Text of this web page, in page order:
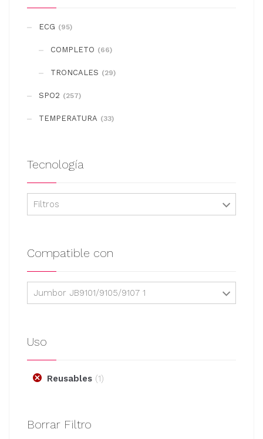
pueden
elegir
página
de
ECG (95)
COMPLETO (66)
TRONCALES (29)
SPO2 (257)
TEMPERATURA (33)
Tecnología
Filtros
Compatible con
Jumbor JB9101/9105/9107 1
Uso
Reusables 1
Borrar Filtro